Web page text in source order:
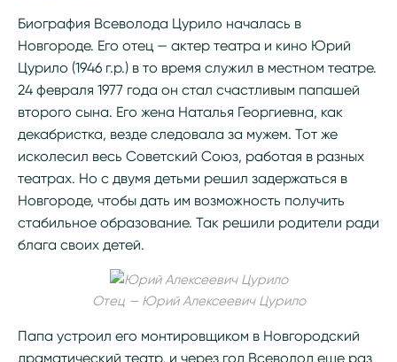
Биография Всеволода Цурило началась в
Новгороде. Его отец — актер театра и кино Юрий
Цурило (1946 г.р.) в то время служил в местном театре.
24 февраля 1977 года он стал счастливым папашей
второго сына. Его жена Наталья Георгиевна, как
декабристка, везде следовала за мужем. Тот же
исколесил весь Советский Союз, работая в разных
театрах. Но с двумя детьми решил задержаться в
Новгороде, чтобы дать им возможность получить
стабильное образование. Так решили родители ради
блага своих детей.
Отец — Юрий Алексеевич Цурило
Папа устроил его монтировщиком в Новгородский
драматический театр, и через год Всеволод еще раз